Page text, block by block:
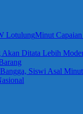
LotulungMinut
Akan Ditata Lebih
Siswi Asal